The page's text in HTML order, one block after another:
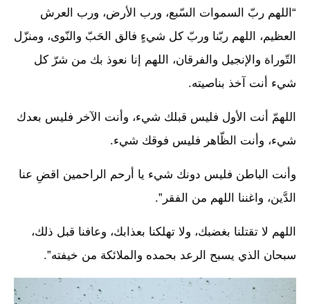
“اللهم ربّ السموات السّبع، ورب الأرض، ورب العرش
العظيم، اللهم ربّنا وربّ كل شيءٍ فالق الحَبّ والنّوى، ومنزّل
التّوراة والإنجيل والفرقان، اللهم إنا نعوذ بك من شرّ كل
شيء أنت آخذ بناصيته.
اللهمّ أنت الأول فليس قبلك شيء، وأنت الآخر فليس بعدك
شيء، وأنت الظّاهر فليس فوقك شيء.
وأنت الباطن فليس دونك شيء يا أرحم الراحمين اقضِ عنا
الدَّين، واغننا اللهم من الفقر”.
اللهم لا تقتلنا بغضبك، ولا تهلكنا بعذابك، وعافنا قبل ذلك،
سبحان الذي يسبح الرعد بحمده والملائكة من خيفته”.